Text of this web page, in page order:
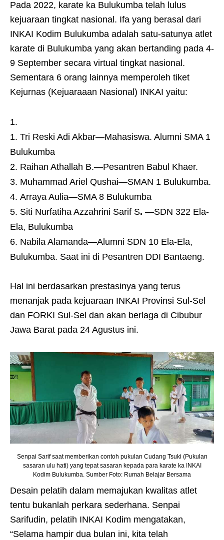
Pada 2022, karate ka Bulukumba telah lulus
kejuaraan tingkat nasional. Ifa yang berasal dari
INKAI Kodim Bulukumba adalah satu-satunya atlet
karate di Bulukumba yang akan bertanding pada 4-
9 September secara virtual tingkat nasional.
Sementara 6 orang lainnya memperoleh tiket
Kejurnas (Kejuaraaan Nasional) INKAI yaitu:
Tri Reski Adi Akbar—Mahasiswa. Alumni SMA 1
Bulukumba
Raihan Athallah B.—Pesantren Babul Khaer.
Muhammad Ariel Qushai—SMAN 1 Bulukumba.
Arraya Aulia—SMA 8 Bulukumba
Siti Nurfatiha Azzahrini Sarif S. —SDN 322 Ela-
Ela, Bulukumba
Nabila Alamanda—Alumni SDN 10 Ela-Ela,
Bulukumba. Saat ini di Pesantren DDI Bantaeng.
Hal ini berdasarkan prestasinya yang terus
menanjak pada kejuaraan INKAI Provinsi Sul-Sel
dan FORKI Sul-Sel dan akan berlaga di Cibubur
Jawa Barat pada 24 Agustus ini.
Senpai Sarif saat memberikan contoh pukulan Cudang Tsuki (Pukulan
sasaran ulu hati) yang tepat sasaran kepada para karate ka INKAI
Kodim Bulukumba. Sumber Foto: Rumah Belajar Bersama
Desain pelatih dalam memajukan kwalitas atlet
tentu bukanlah perkara sederhana. Senpai
Sarifudin, pelatih INKAI Kodim mengatakan,
“Selama hampir dua bulan ini, kita telah